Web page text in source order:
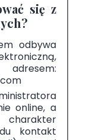
się z
odbywa
online, a
charakter
kontakt